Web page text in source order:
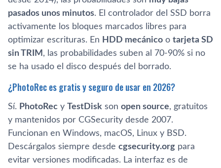
pasados unos minutos. El controlador del SSD borra
activamente los bloques marcados libres para
optimizar escrituras. En HDD mecánico o tarjeta SD
sin TRIM , las probabilidades suben al 70-90% si no
se ha usado el disco después del borrado.
¿PhotoRec es gratis y seguro de usar en 2026?
Sí. PhotoRec y TestDisk son open source, gratuitos
y mantenidos por CGSecurity desde 2007.
Funcionan en Windows, macOS, Linux y BSD.
Descárgalos siempre desde cgsecurity.org para
evitar versiones modificadas. La interfaz es de